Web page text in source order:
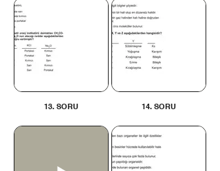
13. SORU 14. SORU